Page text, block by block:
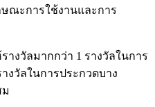
ณะการใช้งานและการ
งวัลมากกว่า 1 รางวัลในการ
งวัลในการประกวดบาง